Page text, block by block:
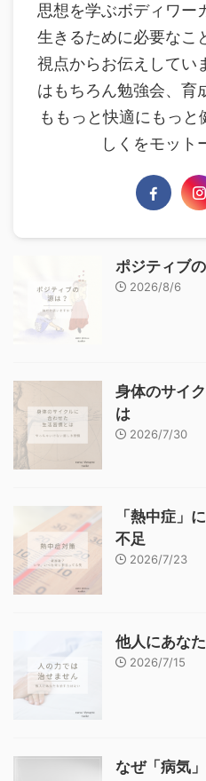
思想を学ぶボディワー
生きるために必要なこ
視点からお伝えしてい
はもちろん勉強会、育
ももっと快適にもっと
しくをモット
ポジティブ
2026/8/6
身体のサイ
は
2026/7/30
「熱中症」
不足
2026/7/23
他人にあな
2026/7/15
なぜ「病気